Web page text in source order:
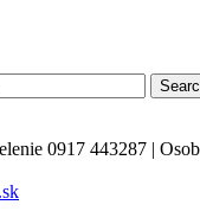
0917 443287 |